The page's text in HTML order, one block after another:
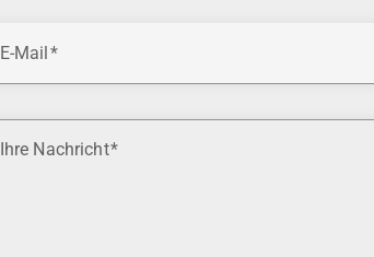
E-Mail
Ihre Nachricht